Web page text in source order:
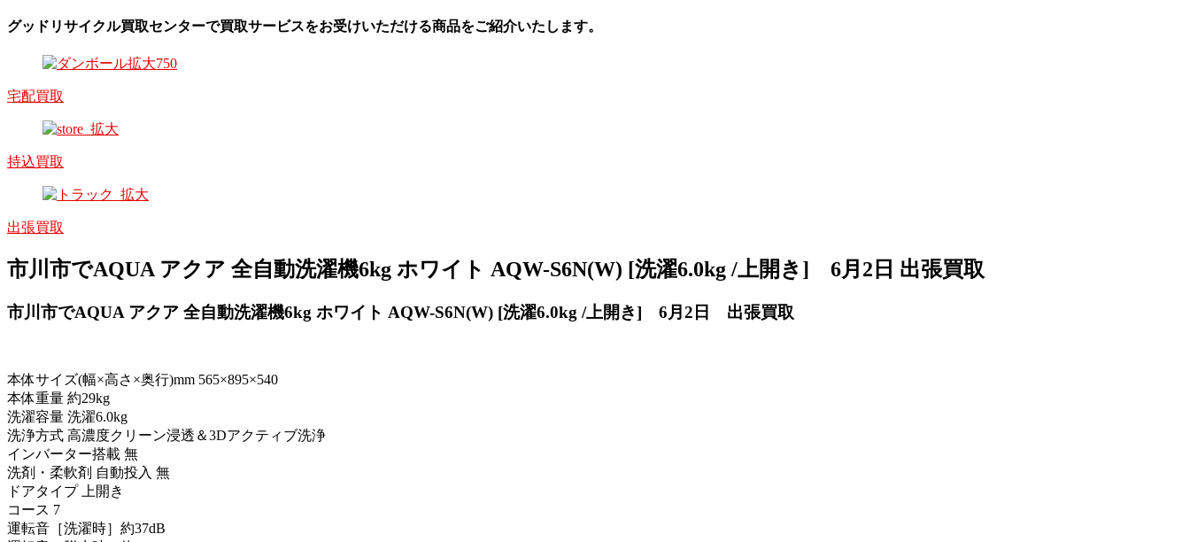
グッドリサイクル買取センターで買取サービスをお受けいただける商品をご紹介いたします。
宅配買取
持込買取
出張買取
市川市でAQUA アクア 全自動洗濯機6kg ホワイト AQW-S6N(W) [洗濯6.0kg /上開き] 6月2日 出張買取
市川市でAQUA アクア 全自動洗濯機6kg ホワイト AQW-S6N(W) [洗濯6.0kg /上開き] 6月2日 出張買取
本体サイズ(幅×高さ×奥行)mm 565×895×540
本体重量 約29kg
洗濯容量 洗濯6.0kg
洗浄方式 高濃度クリーン浸透＆3Dアクティブ洗浄
インバーター搭載 無
洗剤・柔軟剤 自動投入 無
ドアタイプ 上開き
コース 7
運転音［洗濯時］約37dB